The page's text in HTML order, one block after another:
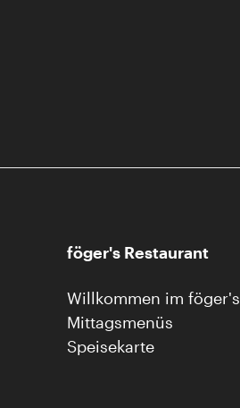
föger's Restaurant
Willkommen im föger's
Mittagsmenüs
Speisekarte